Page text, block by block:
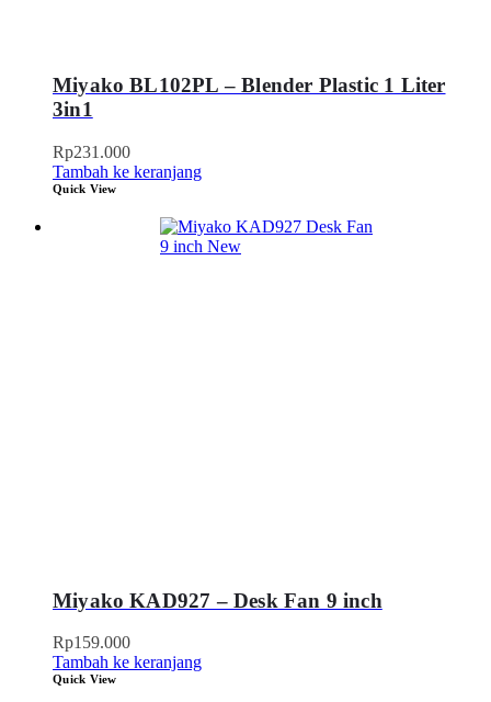
Miyako BL102PL – Blender Plastic 1 Liter
3in1
Rp231.000
Tambah ke keranjang
Quick View
Miyako KAD927 – Desk Fan 9 inch
Rp159.000
Tambah ke keranjang
Quick View